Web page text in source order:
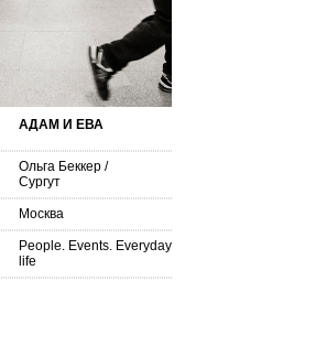
АДАМ И ЕВА
Ольга Беккер /
Сургут
Москва
People. Events. Everyday
life